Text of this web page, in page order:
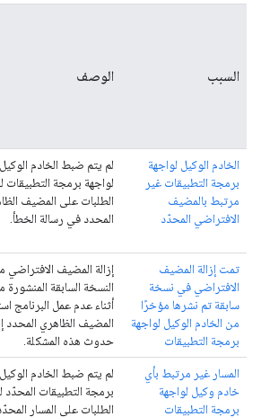
السبب الوصف
الخادم الوكيل لواجهة
برمجة التطبيقات غير
مرتبط بالمضيف
الافتراضي المحدّد
لم يتم ضبط الخادم
لواجهة برمجة التطبيقات
الطلبات على المضيف
المحدد في رسالة الخطأ.
تمت إزالة المضيف
الافتراضي في نسخة
سابقة تم نشرها مؤخرًا
من الخادم الوكيل لواجهة
برمجة التطبيقات
إزالة المضيف الافتراضي
النسخة السابقة المنشورة
أثناء عدم عمل البرنامج
المضيف الظاهري المحدد
حدوث هذه المشكلة.
المسار غير مرتبط بأي
خادم وكيل لواجهة
برمجة التطبيقات
لم يتم ضبط الخادم
برمجة التطبيقات المحدّد
الطلبات على المسار